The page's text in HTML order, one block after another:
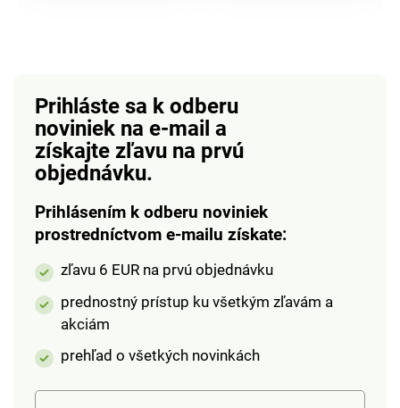
pásom.
Prihláste sa k odberu
noviniek na e-mail a
získajte zľavu na prvú
objednávku.
Prihlásením k odberu noviniek
prostredníctvom e-mailu získate:
zľavu 6 EUR na prvú objednávku
prednostný prístup ku všetkým zľavám a
akciám
prehľad o všetkých novinkách